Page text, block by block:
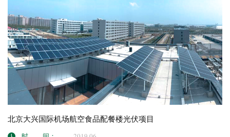
北京大兴国际机场航空食品配餐楼光伏项目